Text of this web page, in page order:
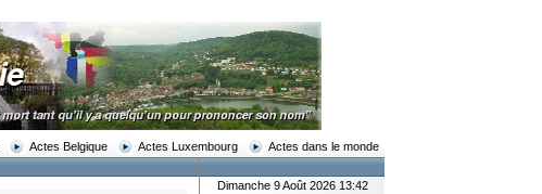
Actes Belgique Actes Luxembourg Actes dans le monde
Dimanche 9 Août 2026 13:42